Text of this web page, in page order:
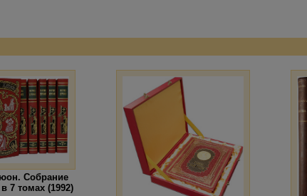
Собрание
7 томах (1992)